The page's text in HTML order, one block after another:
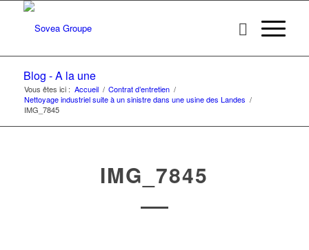
Blog - A la une
Vous êtes ici : Accueil / Contrat d’entretien /
Nettoyage industriel suite à un sinistre dans une usine des Landes /
IMG_7845
IMG_7845